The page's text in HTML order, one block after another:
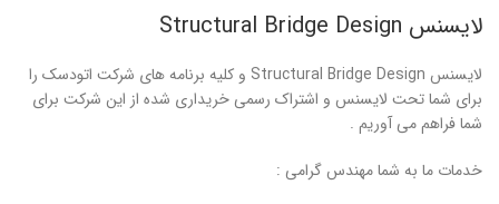
لایسنس Structural Bridge Design
لایسنس Structural Bridge Design و کلیه برنامه های شرکت اتودسک را
برای شما تحت لایسنس و اشتراک رسمی خریداری شده از این شرکت برای
شما فراهم می آوریم .
خدمات ما به شما مهندس گرامی :